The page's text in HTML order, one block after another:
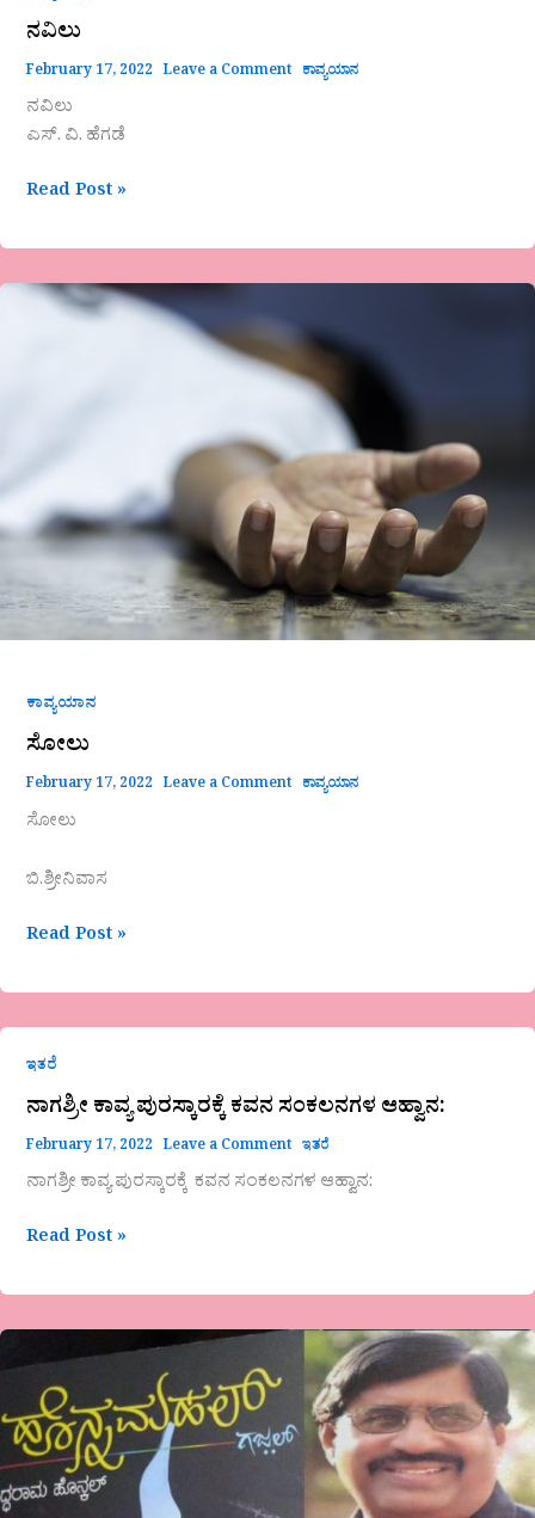
ನವಿಲು
February 17, 2022 Leave a Comment ಕಾವ್ಯಯಾನ
ನವಿಲು
ಎಸ್. ವಿ. ಹೆಗಡೆ
Read Post »
ಕಾವ್ಯಯಾನ
ಸೋಲು
February 17, 2022 Leave a Comment ಕಾವ್ಯಯಾನ
ಸೋಲು
ಬಿ.ಶ್ರೀನಿವಾಸ
ಸೋಲು
Read Post »
ಇತರೆ
ನಾಗಶ್ರೀ ಕಾವ್ಯ ಪುರಸ್ಕಾರಕ್ಕೆ ಕವನ ಸಂಕಲನಗಳ ಆಹ್ವಾನ:
February 17, 2022 Leave a Comment ಇತರೆ
ನಾಗಶ್ರೀ ಕಾವ್ಯ ಪುರಸ್ಕಾರಕ್ಕೆ ಕವನ ಸಂಕಲನಗಳ ಆಹ್ವಾನ:
ಕಾವ್ಯ
ಪುರಸ್ಕಾರಕ್ಕೆ
ಸಂಕಲನಗಳ
ಆಹ್ವಾನ:
Read Post »
ಮಹಲಿನ
ಏಕಾಂತದಲ್ಲಿ
ಹೊನ್ನಸಿರಿ
ಮತ್ತು
ಸಾಕಿ